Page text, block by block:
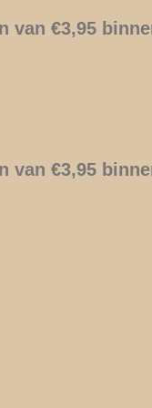
van €3,95
van €3,95